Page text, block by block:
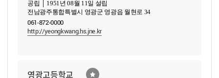
공립 │ 1951년 08월 11일 설립
전남광주통합특별시 영광군 영광읍 월현로 34
061-872-0000
http://yeongkwang.hs.jne.kr
영광고등학교